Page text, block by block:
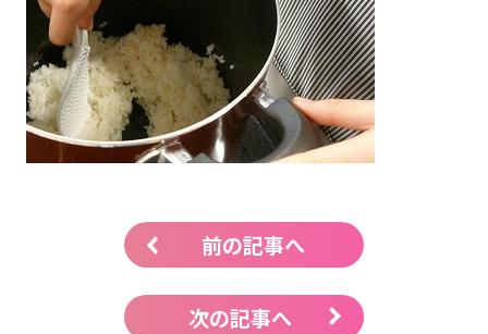
前の記事へ
次の記事へ